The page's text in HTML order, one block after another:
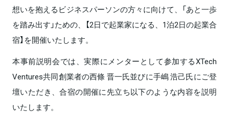
想いを抱えるビジネスパーソンの方々に向けて、「あと一歩
を踏み出す」ための、【2日で起業家になる、1泊2日の起業合
宿】を開催いたします。
本事前説明会では、実際にメンターとして参加するXTech
Ventures共同創業者の西條 晋一氏並びに手嶋 浩己氏にご登
壇いただき、合宿の開催に先立ち以下のような内容を説明
いたします。